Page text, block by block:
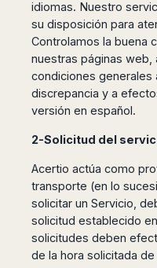
Munich
Austria
Graz
Innsbruck
Linz
Salzburg
Fukuoka
Sapporo
Chennai
Coimbatore
Dehradun
Guwahati
Jaipur
Jodhpur
Cochin
Lucknow
Madurai
Mangalore
Mumbai
Mysore
Recife
Salvador
de
Bahia
Colombia
Bogotá
San
Andrés
Chile
Santiago
Valparaiso
idiomas. Nuestro
su disposición para
Controlamos la buena
nuestras páginas
condiciones generales
discrepancia y a
versión en español.
2-Solicitud del
Acertio actúa como
transporte (en lo
solicitar un Servicio,
solicitud establecido
solicitudes deben
de la hora solicitada